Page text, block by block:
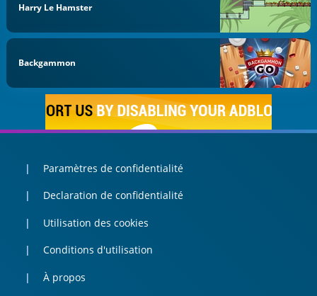
Harry Le Hamster
Backgammon
Paramètres de confidentialité
Declaration de confidentialité
Utilisation des cookies
Conditions d'utilisation
À propos